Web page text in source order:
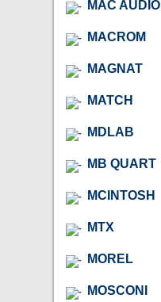
MAC AUDIO
MACROM
MAGNAT
MATCH
MDLAB
MB QUART
MCINTOSH
MTX
MOREL
MOSCONI